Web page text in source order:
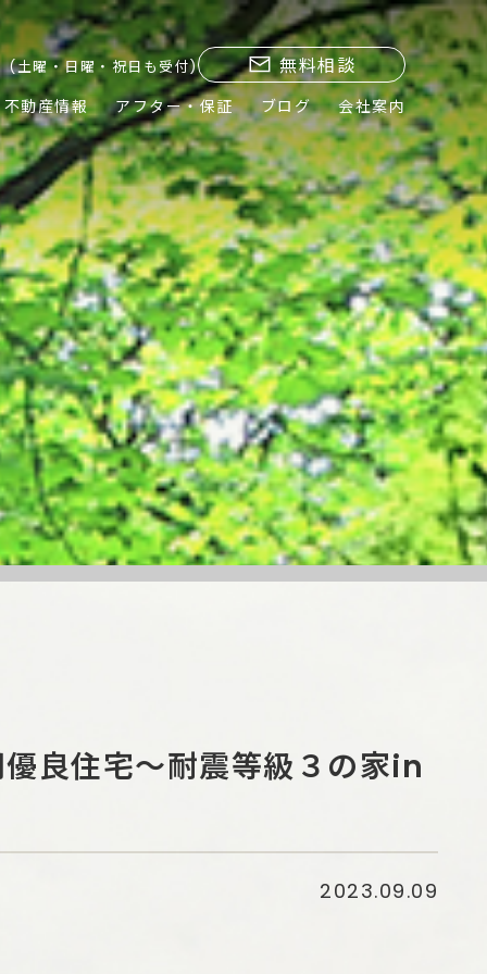
(土曜・日曜・祝日も受付) 無料相談
不動産情報 アフター・保証 ブログ 会社案内
良住宅～耐震等級３の家in
2023.09.09